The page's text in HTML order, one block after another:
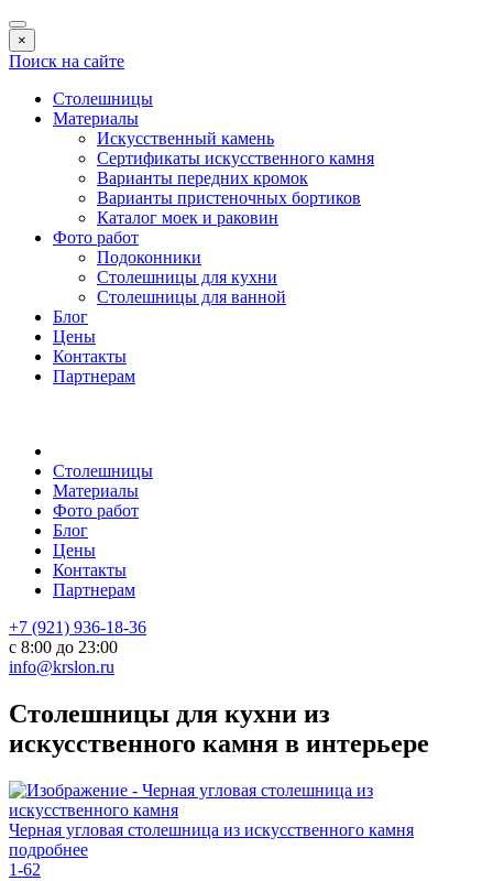
×
Поиск на сайте
Столешницы
Материалы
Искусственный камень
Сертификаты искусственного камня
Варианты передних кромок
Варианты пристеночных бортиков
Каталог моек и раковин
Фото работ
Подоконники
Столешницы для кухни
Столешницы для ванной
Блог
Цены
Контакты
Партнерам
Столешницы
Материалы
Фото работ
Блог
Цены
Контакты
Партнерам
+7 (921) 936-18-36
с 8:00 до 23:00
info@krslon.ru
Столешницы для кухни из
искусственного камня в интерьере
Черная угловая столешница из искусственного камня
подробнее
1-62